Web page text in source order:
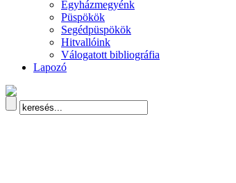
Egyházmegyénk
Püspökök
Segédpüspökök
Hitvallóink
Válogatott bibliográfia
Lapozó